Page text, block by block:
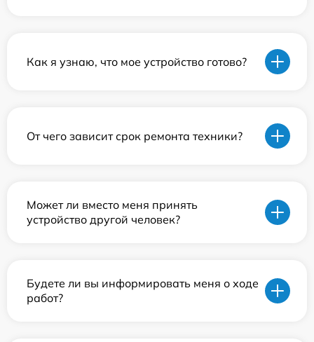
Как я узнаю, что мое устройство готово?
От чего зависит срок ремонта техники?
Может ли вместо меня принять
устройство другой человек?
Будете ли вы информировать меня о ходе
работ?